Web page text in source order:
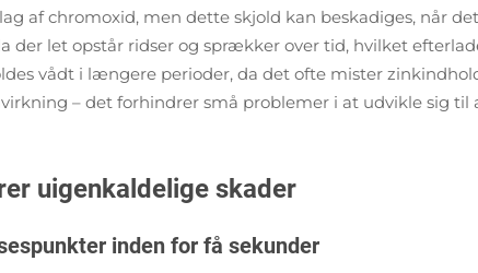
af chromoxid, men dette skjold kan beskadiges, når
der let opstår ridser og sprækker over tid, hvilket
vådt i længere perioder, da det ofte mister
– det forhindrer små problemer i at udvikle sig til
uigenkaldelige skader
inden for få sekunder